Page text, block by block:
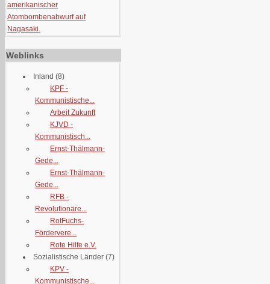
amerikanischer
Atombombenabwurf auf
Nagasaki.
Weblinks
Inland (8)
KPF -
Kommunistische...
Arbeit Zukunft
KJVD -
Kommunistisch...
Ernst-Thälmann-
Gede...
Ernst-Thälmann-
Gede...
RFB -
Revolutionäre...
RotFuchs-
Fördervere...
Rote Hilfe e.V.
Sozialistische Länder (7)
KPV -
Kommunistische...